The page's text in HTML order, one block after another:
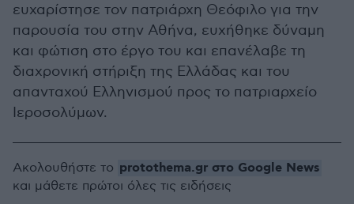
ευχαρίστησε τον πατριάρχη Θεόφιλο για την
παρουσία του στην Αθήνα, ευχήθηκε δύναμη
και φώτιση στο έργο του και επανέλαβε τη
διαχρονική στήριξη της Ελλάδας και του
απανταχού Ελληνισμού προς το πατριαρχείο
Ιεροσολύμων.
Ακολουθήστε το protothema.gr στο Google News
και μάθετε πρώτοι όλες τις ειδήσεις